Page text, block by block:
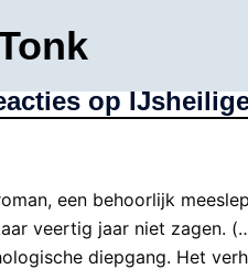
op
een behoorlijk
veertig jaar niet zagen.
diepgang. Het